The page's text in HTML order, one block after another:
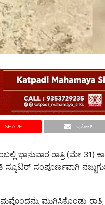
SHARE ಇಮೇಲ್
ಭಾನುವಾರ ರಾತ್ರಿ (ಮೇ 31)
ಸಂಪೂರ್ಣವಾಗಿ
ಮುಗಿಸಿಕೊಂಡು ರಾತ್ರಿ